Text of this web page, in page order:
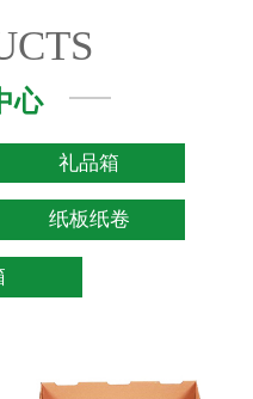
心
礼品箱
纸板纸卷